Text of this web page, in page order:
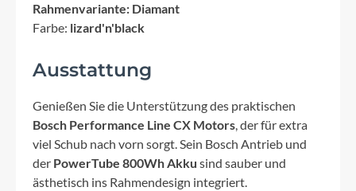
Rahmenvariante: Diamant
Farbe: lizard'n'black
Ausstattung
Genießen Sie die Unterstützung des praktischen
Bosch Performance Line CX Motors, der für extra
viel Schub nach vorn sorgt. Sein Bosch Antrieb und
der PowerTube 800Wh Akku sind sauber und
ästhetisch ins Rahmendesign integriert.